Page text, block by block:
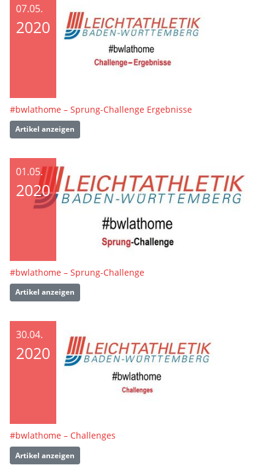
07.05.
2020
#bwlathome – Sprung-Challenge Ergebnisse
Artikel anzeigen
01.05.
2020
#bwlathome – Sprung-Challenge
Artikel anzeigen
30.04.
2020
#bwlathome – Challenges
Artikel anzeigen